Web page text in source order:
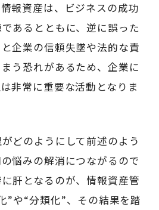
報資産は、ビジネスの成功
あるとともに、逆に誤った
企業の信頼失墜や法的な責
う恐れがあるため、企業に
非常に重要な活動となりま
どのようにして前述のよう
悩みの解消につながるので
肝となるのが、情報資産管
”や“分類化”、その結果を踏